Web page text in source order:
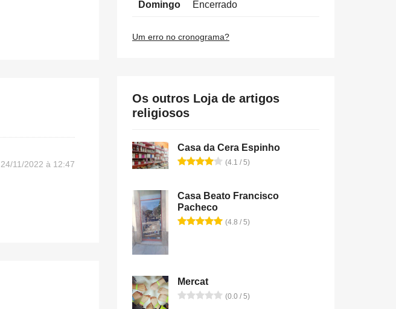
24/11/2022 à 12:47
Domingo Encerrado
Um erro no cronograma?
Os outros Loja de artigos
religiosos
Casa da Cera Espinho
(4.1 / 5)
Casa Beato Francisco
Pacheco
(4.8 / 5)
Mercat
(0.0 / 5)